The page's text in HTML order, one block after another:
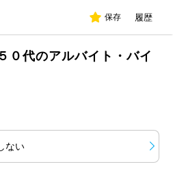
保存 履歴
０代のアルバイト・バイ
ない